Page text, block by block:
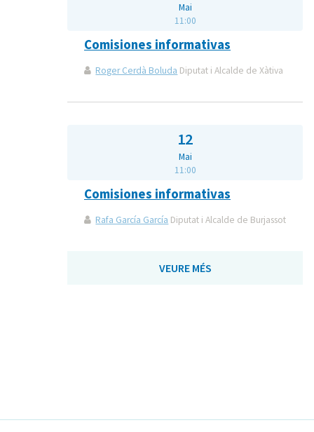
Mai
11:00
Comisiones informativas
Roger Cerdà Boluda Diputat i Alcalde de Xàtiva
12
Mai
11:00
Comisiones informativas
Rafa García García Diputat i Alcalde de Burjassot
VEURE MÉS